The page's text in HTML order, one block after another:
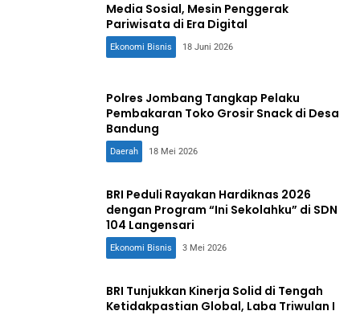
Media Sosial, Mesin Penggerak
Pariwisata di Era Digital
Ekonomi Bisnis 18 Juni 2026
Polres Jombang Tangkap Pelaku
Pembakaran Toko Grosir Snack di Desa
Bandung
Daerah 18 Mei 2026
BRI Peduli Rayakan Hardiknas 2026
dengan Program “Ini Sekolahku” di SDN
104 Langensari
Ekonomi Bisnis 3 Mei 2026
BRI Tunjukkan Kinerja Solid di Tengah
Ketidakpastian Global, Laba Triwulan I